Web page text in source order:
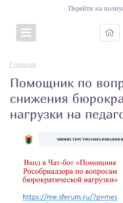
Перейти на
Главная
Помощник по
снижения
нагрузки на